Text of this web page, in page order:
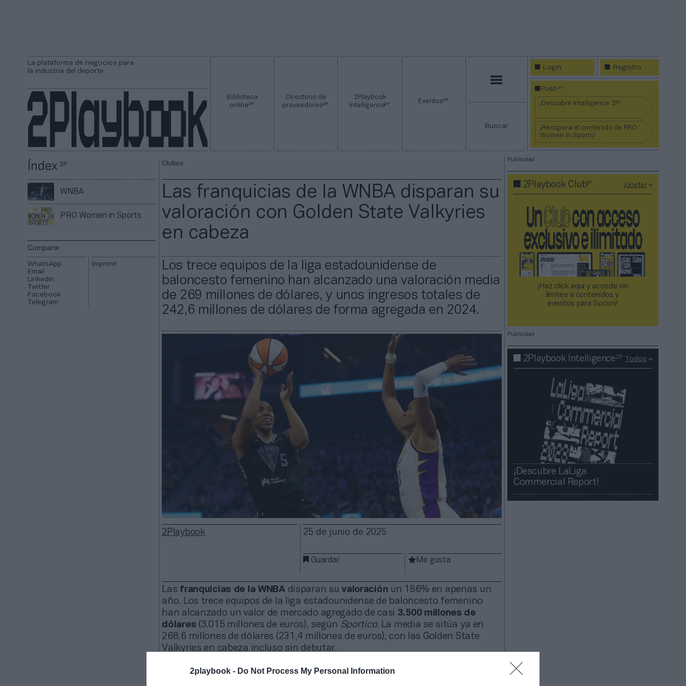
2playbook - Do Not Process My Personal Information
La plataforma de negocios para
la industria del deporte
Biblioteca
online2P
Directorio de
proveedores2P
2Playbook
Intelligence2P Eventos2P
Buscar
Login Registro
Push2P
¡Descubre Intelligence 2P!
¡Recupera el contenido de PRO
Women in Sports!
Índex2P
WNBA
PRO Women in Sports
Compartir
WhatsApp
Email
Linkedin
Twitter
Facebook
Telegram
Imprimir
Clubes
Las franquicias de la WNBA disparan su
valoración con Golden State Valkyries
en cabeza
Los trece equipos de la liga estadounidense de
baloncesto femenino han alcanzado una valoración media
de 269 millones de dólares, y unos ingresos totales de
242,6 millones de dólares de forma agregada en 2024.
2Playbook 25 de junio de 2025
Guardar Me gusta
Las franquicias de la WNBAdisparan suvaloración un 186% en apenas un
año. Los trece equipos de la liga estadounidense de baloncesto femenino
han alcanzado un valor de mercado agregado de casi 3.500 millones de
dólares (3.015 millones de euros), según Sportico. La media se sitúa ya en
268,6 millones de dólares (231,4 millones de euros), con las Golden State
Valkyries en cabeza incluso sin debutar.
de euros). Esta es su primera temporada, y elfeeque se estima que se pagó
Publicidad
2Playbook Club2P ¡Únete!
¡Haz click aquí y accede sin
límites a contenidos y
eventos para Socios!​​​​​​​
Publicidad
2Playbook Intelligence2P Todos
¡Descubre LaLiga
Commercial Report!​​